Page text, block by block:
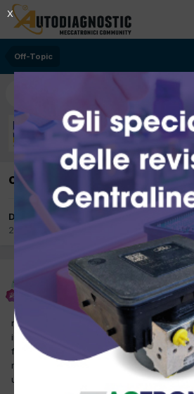
Off-Topic
canone rai
Da danilo74
24 Febbraio 2012
danilo74
Inviato 24 Febbraio 2012
non so perche è bloccato il topic
informazione importante,oggi mi è
fortunatamente in quel momento c era
mi ha spiegato che se non uso il pc per
una dichiarazione e non pagare il canone
X